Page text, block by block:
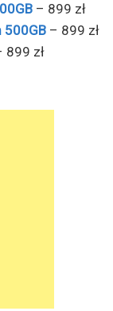
– 899 zł
500GB – 899 zł
899 zł